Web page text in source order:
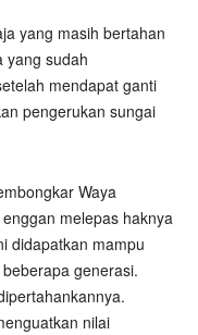
yang masih bertahan
yang sudah
mendapat ganti
pengerukan sungai
Waya
melepas haknya
didapatkan mampu
generasi.
nilai